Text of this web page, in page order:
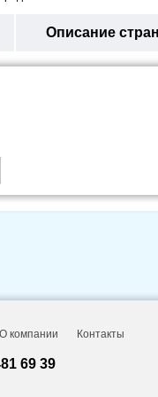
Описание
О компании Контакты
69 39